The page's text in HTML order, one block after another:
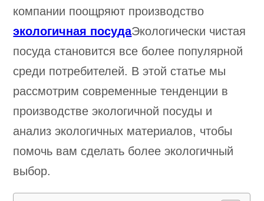
компании поощряют производство
экологичная посудаЭкологически чистая
посуда становится все более популярной
среди потребителей. В этой статье мы
рассмотрим современные тенденции в
производстве экологичной посуды и
анализ экологичных материалов, чтобы
помочь вам сделать более экологичный
выбор.